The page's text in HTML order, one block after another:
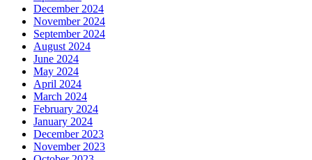
December 2024
November 2024
September 2024
August 2024
June 2024
May 2024
April 2024
March 2024
February 2024
January 2024
December 2023
November 2023